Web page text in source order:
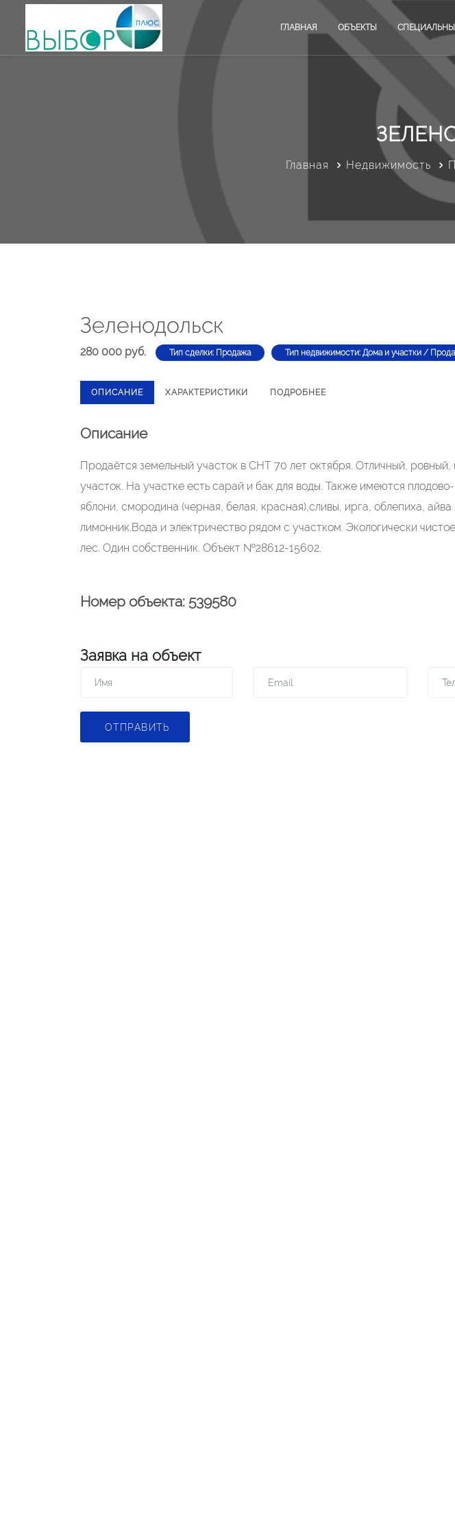
ГЛАВНАЯ ОБЪЕКТЫ
Главная Недвижимость
Зеленодольск
280 000 руб. Тип сделки: Продажа Тип недвижимости: Дома и участки /
ОПИСАНИЕ ХАРАКТЕРИСТИКИ ПОДРОБНЕЕ
Описание
Продаётся земельный участок в СНТ 70 лет октября. Отличный,
участок. На участке есть сарай и бак для воды. Также имеются
яблони, смородина (черная, белая, красная),сливы, ирга, облепиха,
лимонник.Вода и электричество рядом с участком. Экологически
лес. Один собственник. Объект №28612-15602.
Номер объекта: 539580
Заявка на объект
ОТПРАВИТЬ